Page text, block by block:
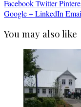
FacebookTwitter
Google +LinkedIn
You may also like